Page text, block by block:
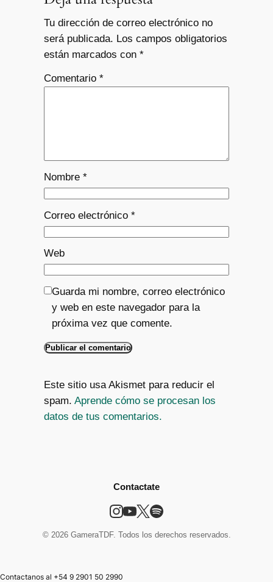
Tu dirección de correo electrónico no
será publicada. Los campos obligatorios
están marcados con *
Comentario *
Nombre *
Correo electrónico *
Web
Guarda mi nombre, correo electrónico
y web en este navegador para la
próxima vez que comente.
Este sitio usa Akismet para reducir el
spam. Aprende cómo se procesan los
datos de tus comentarios.
Contactate
© 2026 GameraTDF. Todos los derechos reservados.
Contactanos al +54 9 2901 50 2990